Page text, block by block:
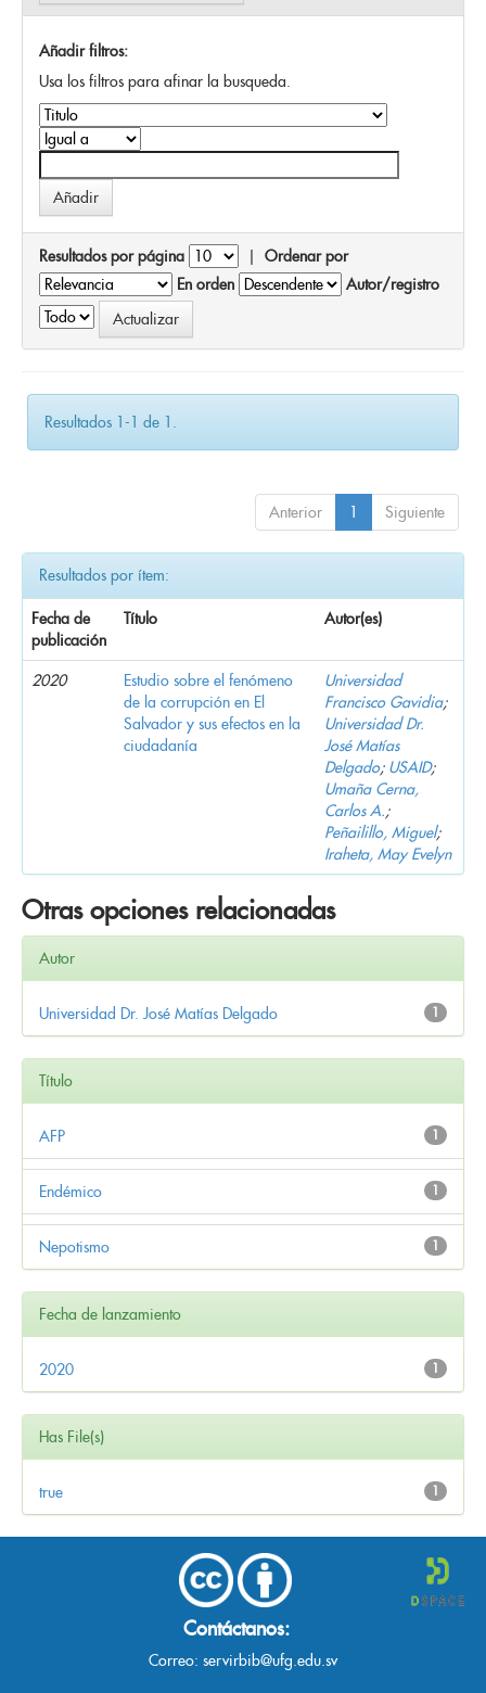
Añadir filtros:
Usa los filtros para afinar la busqueda.
Resultados por página | Ordenar por
En orden
Autor/registro
Resultados 1-1 de 1.
Anterior 1 Siguiente
Resultados por ítem:
Fecha de
publicación
Título Autor(es)
2020
Estudio sobre el fenómeno
de la corrupción en El
Salvador y sus efectos en la
ciudadanía
Universidad
Francisco Gavidia;
Universidad Dr.
José Matías
Delgado; USAID;
Umaña Cerna,
Carlos A.;
Peñailillo, Miguel;
Iraheta, May Evelyn
Otras opciones relacionadas
Autor
1
Universidad Dr. José Matías Delgado
Título
1
AFP
1
Endémico
1
Nepotismo
Fecha de lanzamiento
1
2020
Has File(s)
1
true
Contáctanos:
Correo: servirbib@ufg.edu.sv